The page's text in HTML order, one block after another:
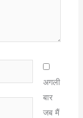
अगली
बार
जब मैं